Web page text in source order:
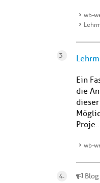
wb-
Ein
die
wb-
Blog